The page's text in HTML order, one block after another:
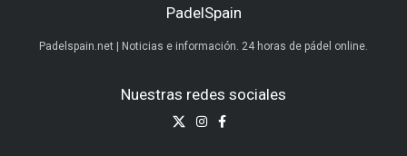
PadelSpain
Padelspain.net | Noticias e información. 24 horas de pádel online.
Nuestras redes sociales